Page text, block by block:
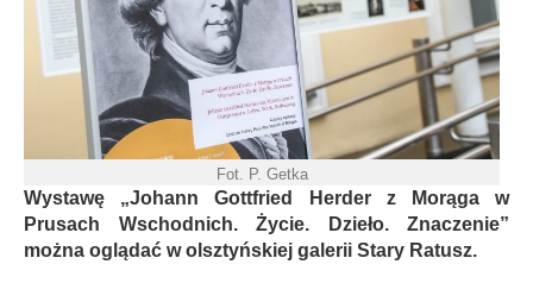
Fot. P. Getka
Wystawę „Johann Gottfried Herder z Morąga w
Prusach Wschodnich. Życie. Dzieło. Znaczenie”
można oglądać w olsztyńskiej galerii Stary Ratusz.